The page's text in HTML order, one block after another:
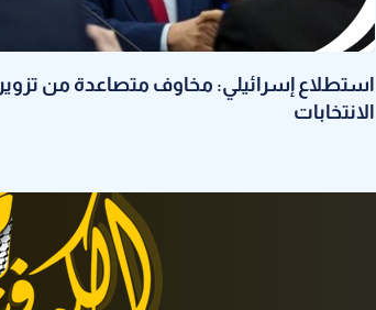
استطلاع إسرائيلي: مخاوف متصاعدة من تزوير
الانتخابات